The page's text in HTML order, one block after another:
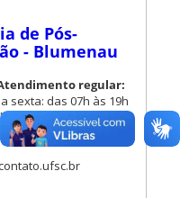
de Pós-
- Blumenau
regular:
sexta: das 07h às 19h
para almoço)